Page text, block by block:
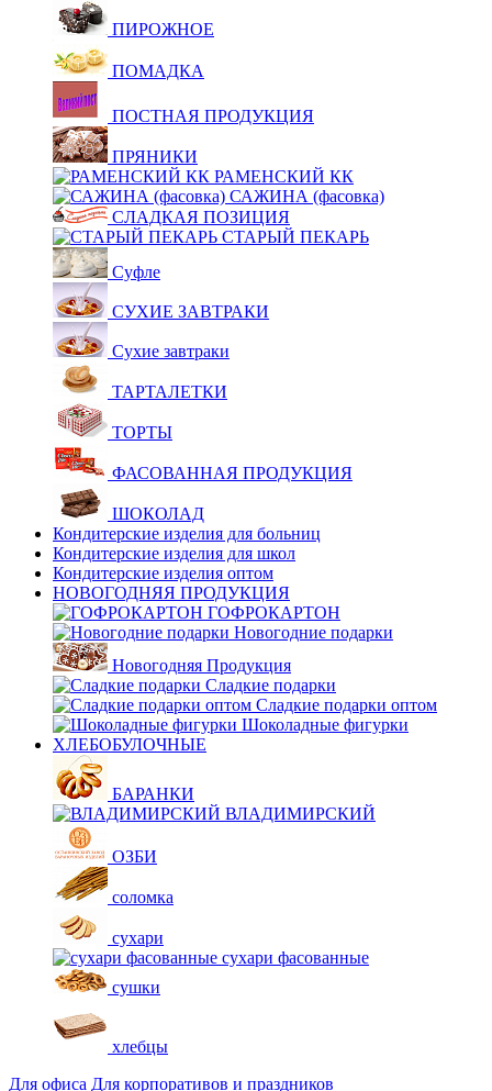
ПИРОЖНОЕ
ПОМАДКА
ПОСТНАЯ ПРОДУКЦИЯ
ПРЯНИКИ
РАМЕНСКИЙ КК
САЖИНА (фасовка)
СЛАДКАЯ ПОЗИЦИЯ
СТАРЫЙ ПЕКАРЬ
Суфле
СУХИЕ ЗАВТРАКИ
Сухие завтраки
ТАРТАЛЕТКИ
ТОРТЫ
ФАСОВАННАЯ ПРОДУКЦИЯ
ШОКОЛАД
Кондитерские изделия для больниц
Кондитерские изделия для школ
Кондитерские изделия оптом
НОВОГОДНЯЯ ПРОДУКЦИЯ
ГОФРОКАРТОН
Новогодние подарки
Новогодняя Продукция
Сладкие подарки
Сладкие подарки оптом
Шоколадные фигурки
ХЛЕБОБУЛОЧНЫЕ
БАРАНКИ
ВЛАДИМИРСКИЙ
ОЗБИ
соломка
сухари
сухари фасованные
сушки
хлебцы
Для офиса Для корпоративов и праздников